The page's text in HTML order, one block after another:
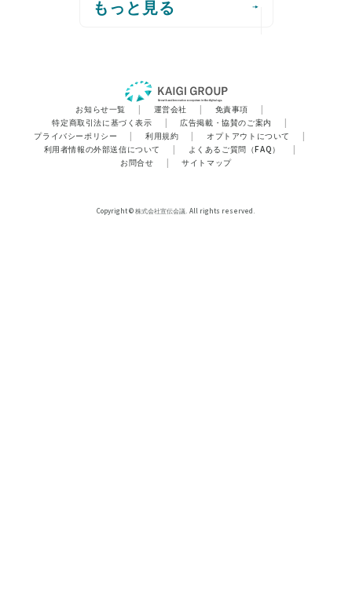
もっと見る
お知らせ一覧 | 運営会社 | 免責事項
|
特定商取引法に基づく表示
| 広告掲載・協賛のご案内
|
プライバシーポリシー
| 利用規約 | オプトアウトについて
|
利用者情報の外部送信について
| よくあるご質問（FAQ）
|
お問合せ
| サイトマップ
Copyright © 株式会社宣伝会議. All rights reserved.